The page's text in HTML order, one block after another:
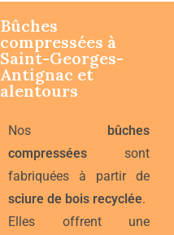
Bûches
compressées à
Saint-Georges-
Antignac et
alentours
Nos bûches
compressées sont
fabriquées à partir de
sciure de bois recyclée.
Elles offrent une